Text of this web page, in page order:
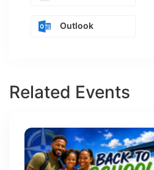
Outlook
Related Events